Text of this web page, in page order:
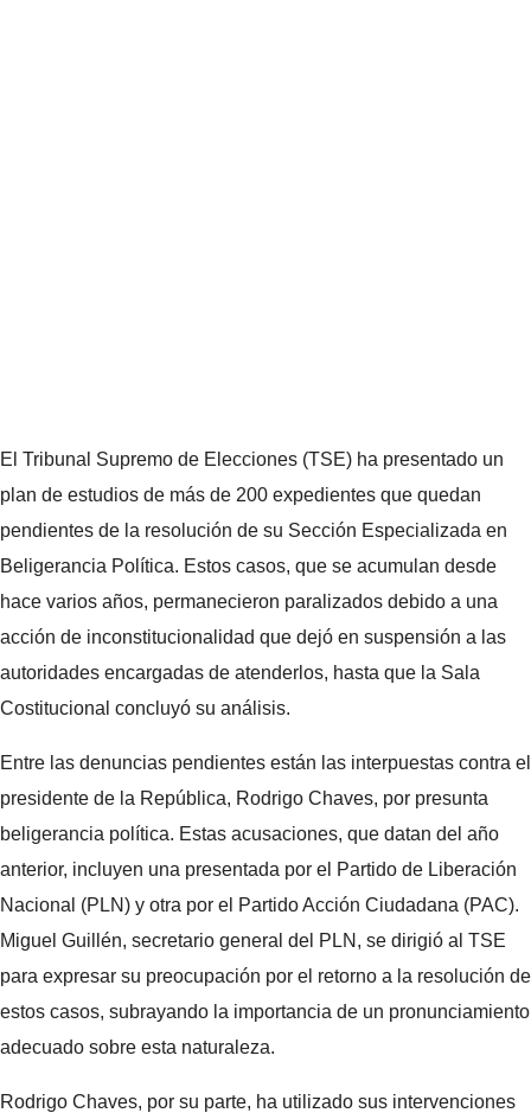
El Tribunal Supremo de Elecciones (TSE) ha presentado un
plan de estudios de más de 200 expedientes que quedan
pendientes de la resolución de su Sección Especializada en
Beligerancia Política. Estos casos, que se acumulan desde
hace varios años, permanecieron paralizados debido a una
acción de inconstitucionalidad que dejó en suspensión a las
autoridades encargadas de atenderlos, hasta que la Sala
Costitucional concluyó su análisis.
Entre las denuncias pendientes están las interpuestas contra el
presidente de la República, Rodrigo Chaves, por presunta
beligerancia política. Estas acusaciones, que datan del año
anterior, incluyen una presentada por el Partido de Liberación
Nacional (PLN) y otra por el Partido Acción Ciudadana (PAC).
Miguel Guillén, secretario general del PLN, se dirigió al TSE
para expresar su preocupación por el retorno a la resolución de
estos casos, subrayando la importancia de un pronunciamiento
adecuado sobre esta naturaleza.
Rodrigo Chaves, por su parte, ha utilizado sus intervenciones